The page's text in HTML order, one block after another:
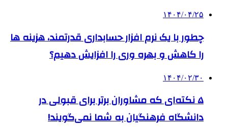
۱۴۰۴/۰۴/۲۵
چطور با یک نرم افزار حسابداری قدرتمند، هزینه ها
را کاهش و بهره وری را افزایش دهیم؟
۱۴۰۴/۰۲/۳۰
۵ نکته‌ای که مشاوران برتر برای قبولی در
دانشگاه فرهنگیان به شما نمی‌گویند!